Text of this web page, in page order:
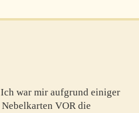
war mir aufgrund einiger
VOR die